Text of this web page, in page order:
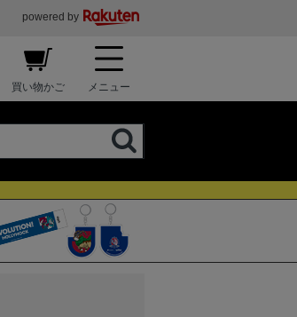
powered by
買い物かご メニュー